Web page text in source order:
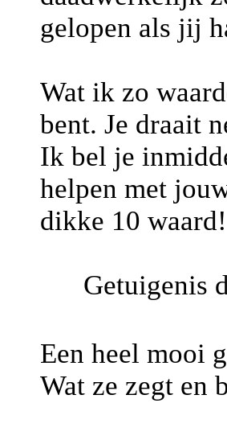
gelopen als jij
Wat ik zo
bent. Je draait
Ik bel je
helpen met
dikke 10 waard!
Getuigenis
Een heel mooi
Wat ze zegt en